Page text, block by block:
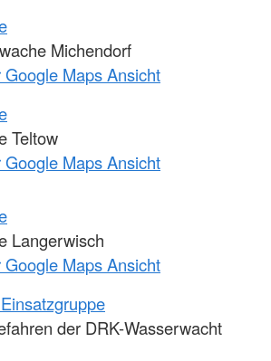
Michendorf
Google Maps Ansicht
Teltow
Google Maps Ansicht
Langerwisch
Google Maps Ansicht
der DRK-Wasserwacht